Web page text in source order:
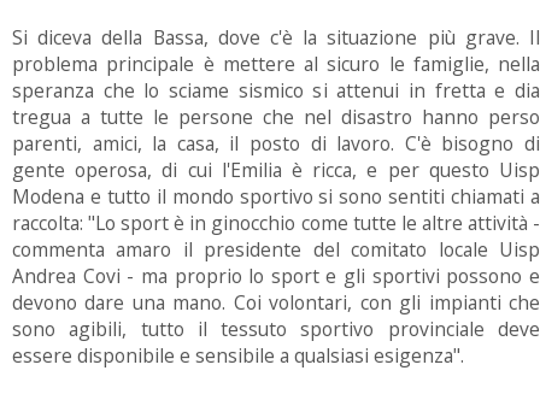
Si diceva della Bassa, dove c'è la situazione più grave. Il
problema principale è mettere al sicuro le famiglie, nella
speranza che lo sciame sismico si attenui in fretta e dia
tregua a tutte le persone che nel disastro hanno perso
parenti, amici, la casa, il posto di lavoro. C'è bisogno di
gente operosa, di cui l'Emilia è ricca, e per questo Uisp
Modena e tutto il mondo sportivo si sono sentiti chiamati a
raccolta: "Lo sport è in ginocchio come tutte le altre attività -
commenta amaro il presidente del comitato locale Uisp
Andrea Covi - ma proprio lo sport e gli sportivi possono e
devono dare una mano. Coi volontari, con gli impianti che
sono agibili, tutto il tessuto sportivo provinciale deve
essere disponibile e sensibile a qualsiasi esigenza".